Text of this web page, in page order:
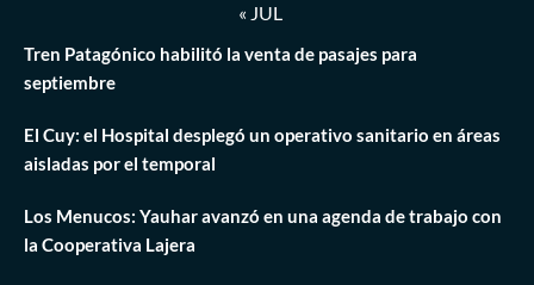
« JUL
Tren Patagónico habilitó la venta de pasajes para
septiembre
El Cuy: el Hospital desplegó un operativo sanitario en áreas
aisladas por el temporal
Los Menucos: Yauhar avanzó en una agenda de trabajo con
la Cooperativa Lajera